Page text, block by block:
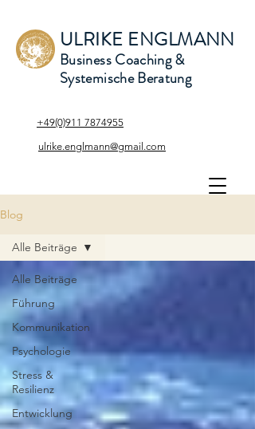
ULRIKE ENGLMANN
Business Coaching &
Systemische Beratung
+49(0)911 7874955
ulrike.englmann@gmail.com
Blog
Alle Beiträge
Führung
Kommunikation
Psychologie
Stress &
Resilienz
Entwicklung
Alle Beiträge